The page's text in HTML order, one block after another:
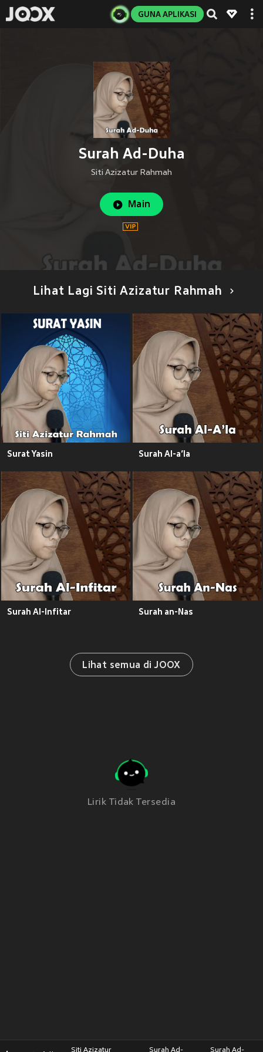
GUNA APLIKASI
Surah Ad-Duha
Siti Azizatur Rahmah
Main
Lihat Lagi Siti Azizatur Rahmah
Surat Yasin Surah Al-a’la
Surah Al-Infitar Surah an-Nas
Lihat semua di JOOX
Lirik Tidak Tersedia
Siti Azizatur Surah Ad- Surah Ad-